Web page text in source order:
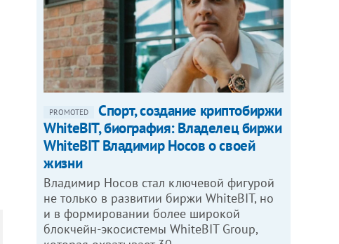
PROMOTED
Спорт, создание криптобиржи
WhiteBIT, биография: Владелец биржи
WhiteBIT Владимир Носов о своей
жизни
Владимир Носов стал ключевой фигурой
не только в развитии биржи WhiteBIT, но
и в формировании более широкой
блокчейн-экосистемы WhiteBIT Group,